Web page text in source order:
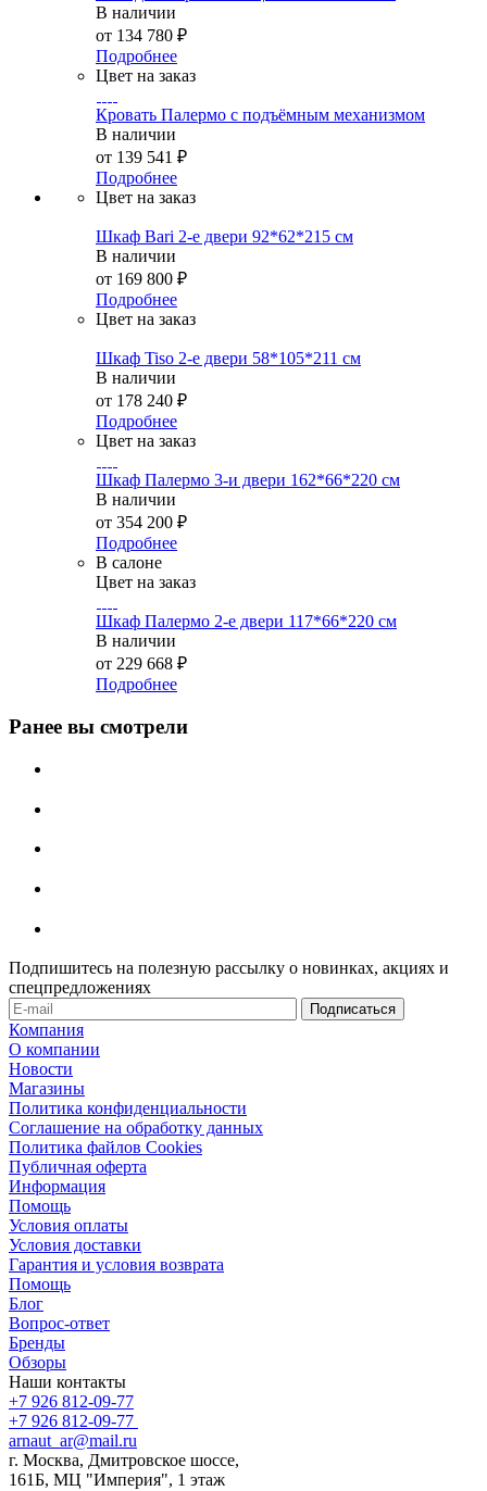
В наличии
от 134 780 ₽
Подробнее
Цвет на заказ
Кровать Палермо с подъёмным механизмом
В наличии
от 139 541 ₽
Подробнее
Цвет на заказ
Шкаф Bari 2-е двери 92*62*215 см
В наличии
от 169 800 ₽
Подробнее
Цвет на заказ
Шкаф Tiso 2-е двери 58*105*211 см
В наличии
от 178 240 ₽
Подробнее
Цвет на заказ
Шкаф Палермо 3-и двери 162*66*220 см
В наличии
от 354 200 ₽
Подробнее
В салоне
Цвет на заказ
Шкаф Палермо 2-е двери 117*66*220 см
В наличии
от 229 668 ₽
Подробнее
Ранее вы смотрели
Подпишитесь на полезную рассылку о новинках, акциях и
спецпредложениях
Компания
О компании
Новости
Магазины
Политика конфиденциальности
Соглашение на обработку данных
Политика файлов Cookies
Публичная оферта
Информация
Помощь
Условия оплаты
Условия доставки
Гарантия и условия возврата
Помощь
Блог
Вопрос-ответ
Бренды
Обзоры
Наши контакты
+7 926 812-09-77
+7 926 812-09-77
arnaut_ar@mail.ru
г. Москва, Дмитровское шоссе,
161Б, МЦ "Империя", 1 этаж